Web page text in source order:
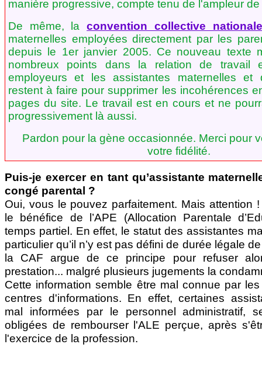
manière progressive, compte tenu de l'ampleur
De même, laconvention collective nationale
maternelles employées directement par les
depuis le 1er janvier 2005. Ce nouveau texte
nombreux points dans la relation de travail
employeurs et les assistantes maternelles et
restent à faire pour supprimer les incohérences
pages du site. Le travail est en cours et ne
progressivement là aussi.
Pardon pour la gène occasionnée. Merci pour
votre fidélité.
Puis-je exercer en tant qu’assistante
congé parental ?
Oui, vous le pouvez parfaitement. Mais attention
le bénéfice de l’APE (Allocation Parentale
temps partiel. En effet, le statut des assistantes
particulier qu’il n’y est pas défini de durée légale
la CAF argue de ce principe pour refuser
prestation... malgré plusieurs jugements la
Cette information semble être mal connue par
centres d'informations. En effet, certaines
mal informées par le personnel administratif,
obligées de rembourser l'ALE perçue, après
l'exercice de la profession.